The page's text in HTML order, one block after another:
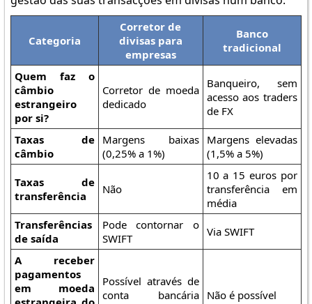
Categoria
Corretor de
divisas para
empresas
Banco
tradicional
Quem faz o
câmbio
estrangeiro
por si?
Corretor de moeda
dedicado
Banqueiro, sem
acesso aos traders
de FX
Taxas de
câmbio
Margens baixas
(0,25% a 1%)
Margens elevadas
(1,5% a 5%)
Taxas de
transferência
Não
10 a 15 euros por
transferência em
média
Transferências
de saída
Pode contornar o
SWIFT
Via SWIFT
A receber
pagamentos
em moeda
Possível através de
conta bancária
Não é possível